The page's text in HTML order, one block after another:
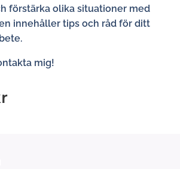
förstärka olika situationer med
innehåller tips och råd för ditt
mig!